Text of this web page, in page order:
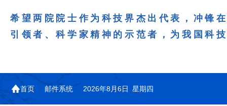
希望两院院士作为科技界杰出代表，冲锋
引领者、科学家精神的示范者，为我国科
首页 邮件系统 2026年8月6日 星期四